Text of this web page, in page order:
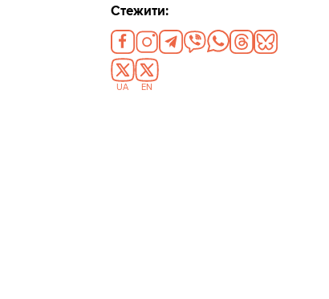
Стежити:
UA EN